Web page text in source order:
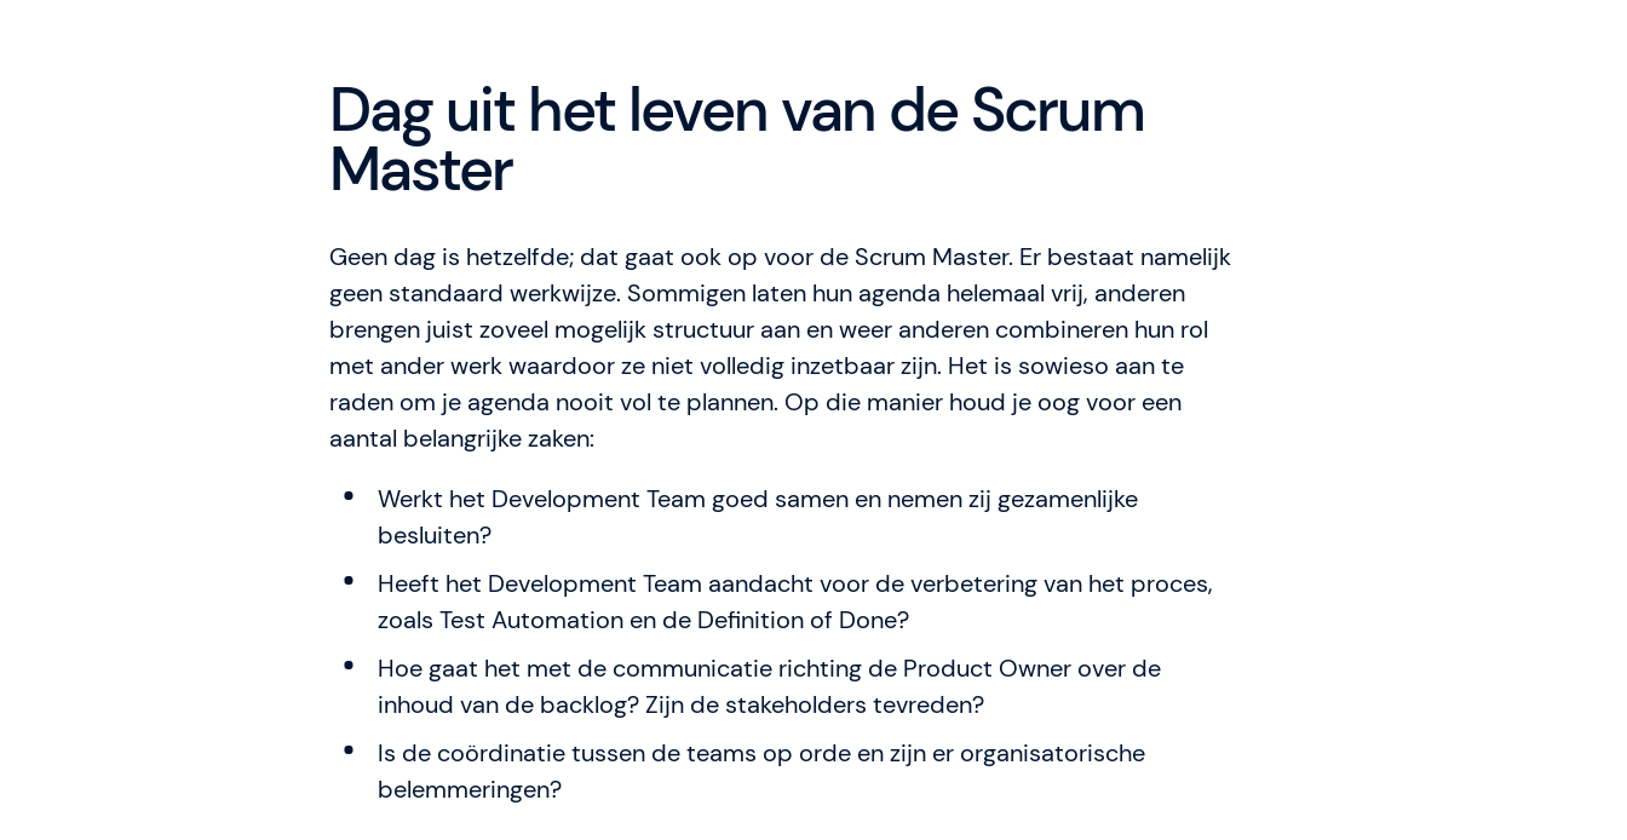
Dag uit het leven van de Scrum
Master
Geen dag is hetzelfde; dat gaat ook op voor de Scrum Master. Er bestaat namelijk
geen standaard werkwijze. Sommigen laten hun agenda helemaal vrij, anderen
brengen juist zoveel mogelijk structuur aan en weer anderen combineren hun rol
met ander werk waardoor ze niet volledig inzetbaar zijn. Het is sowieso aan te
raden om je agenda nooit vol te plannen. Op die manier houd je oog voor een
aantal belangrijke zaken:
Werkt het Development Team goed samen en nemen zij gezamenlijke
besluiten?
Heeft het Development Team aandacht voor de verbetering van het proces,
zoals Test Automation en de Definition of Done?
Hoe gaat het met de communicatie richting de Product Owner over de
inhoud van de backlog? Zijn de stakeholders tevreden?
Is de coördinatie tussen de teams op orde en zijn er organisatorische
belemmeringen?